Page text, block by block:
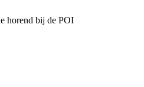
horend bij de POI